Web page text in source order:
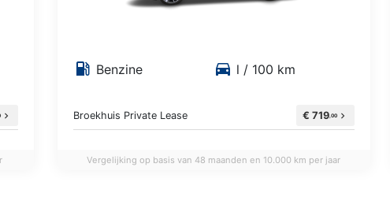
chevron_right
local_gas_station Benzine directions_car l / 100 km
Broekhuis Private Lease € 719,00chevron_right
Vergelijking op basis van 48 maanden en 10.000 km per jaar